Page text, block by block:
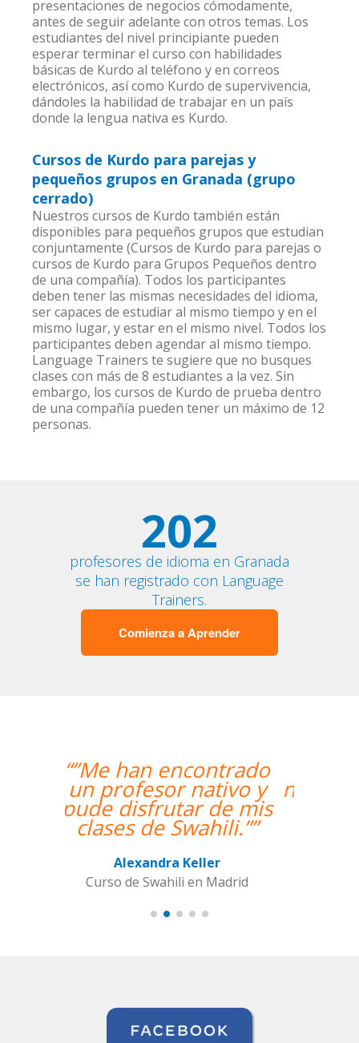
presentaciones de negocios cómodamente,
antes de seguir adelante con otros temas. Los
estudiantes del nivel principiante pueden
esperar terminar el curso con habilidades
básicas de Kurdo al teléfono y en correos
electrónicos, así como Kurdo de supervivencia,
dándoles la habilidad de trabajar en un país
donde la lengua nativa es Kurdo.
Cursos de Kurdo para parejas y
pequeños grupos en Granada (grupo
cerrado)
Nuestros cursos de Kurdo también están
disponibles para pequeños grupos que estudian
conjuntamente (Cursos de Kurdo para parejas o
cursos de Kurdo para Grupos Pequeños dentro
de una compañía). Todos los participantes
deben tener las mismas necesidades del idioma,
ser capaces de estudiar al mismo tiempo y en el
mismo lugar, y estar en el mismo nivel. Todos los
participantes deben agendar al mismo tiempo.
Language Trainers te sugiere que no busques
clases con más de 8 estudiantes a la vez. Sin
embargo, los cursos de Kurdo de prueba dentro
de una compañía pueden tener un máximo de 12
personas.
202
profesores de idioma en Granada
se han registrado con Language
Trainers.
Comienza a Aprender
“”Hemos realizado
nuestra primera clase y
estamos muy
contentos. Nuestra
mujer encantadora,
que nos ha dado una
clase muy dinámica y
entretenida.””